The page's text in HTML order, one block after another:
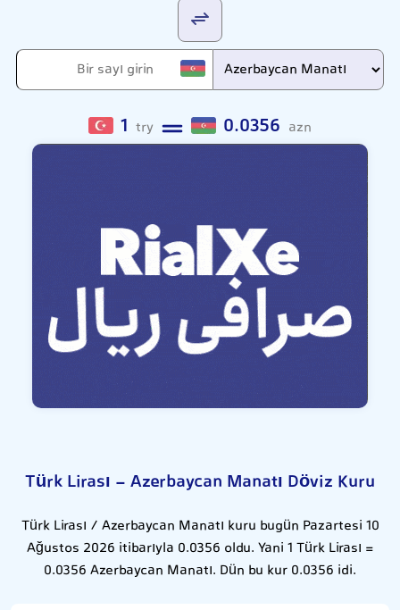
1 try 0.0356 azn
Türk Lirası - Azerbaycan Manatı Döviz Kuru
Türk Lirası / Azerbaycan Manatı kuru bugün Pazartesi 10
Ağustos 2026 itibarıyla 0.0356 oldu. Yani 1 Türk Lirası =
0.0356 Azerbaycan Manatı. Dün bu kur 0.0356 idi.